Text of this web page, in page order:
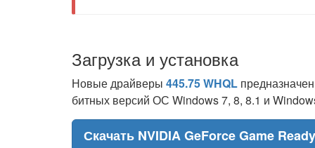
Загрузка и установка
Новые драйверы 445.75 WHQL
битных версий ОС Windows 7, 8, 8.1 и
Скачать NVIDIA GeForce Game Ready